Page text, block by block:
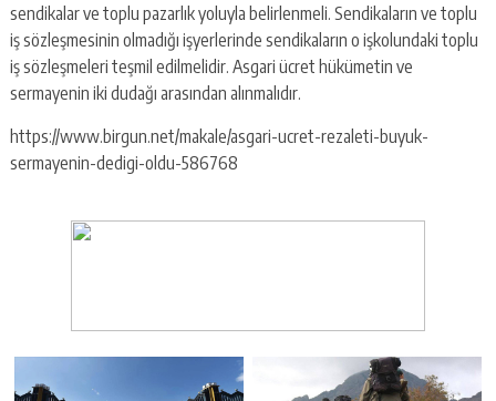
sendikalar ve toplu pazarlık yoluyla belirlenmeli. Sendikaların ve toplu
iş sözleşmesinin olmadığı işyerlerinde sendikaların o işkolundaki toplu
iş sözleşmeleri teşmil edilmelidir. Asgari ücret hükümetin ve
sermayenin iki dudağı arasından alınmalıdır.
https://www.birgun.net/makale/asgari-ucret-rezaleti-buyuk-
sermayenin-dedigi-oldu-586768